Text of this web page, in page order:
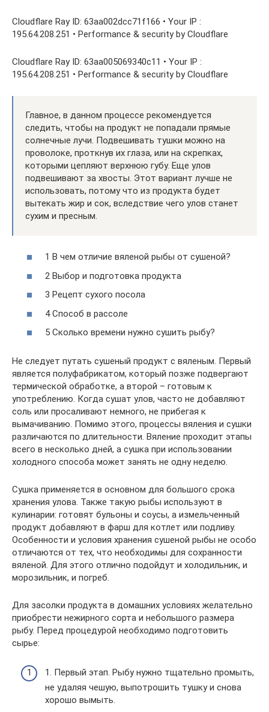
Cloudflare Ray ID: 63aa002dcc71f166 • Your IP :
195.64.208.251 • Performance & security by Cloudflare
Cloudflare Ray ID: 63aa005069340c11 • Your IP :
195.64.208.251 • Performance & security by Cloudflare
Главное, в данном процессе рекомендуется
следить, чтобы на продукт не попадали прямые
солнечные лучи. Подвешивать тушки можно на
проволоке, проткнув их глаза, или на скрепках,
которыми цепляют верхнюю губу. Еще улов
подвешивают за хвосты. Этот вариант лучше не
использовать, потому что из продукта будет
вытекать жир и сок, вследствие чего улов станет
сухим и пресным.
1 В чем отличие вяленой рыбы от сушеной?
2 Выбор и подготовка продукта
3 Рецепт сухого посола
4 Способ в рассоле
5 Сколько времени нужно сушить рыбу?
Не следует путать сушеный продукт с вяленым. Первый
является полуфабрикатом, который позже подвергают
термической обработке, а второй – готовым к
употреблению. Когда сушат улов, часто не добавляют
соль или просаливают немного, не прибегая к
вымачиванию. Помимо этого, процессы вяления и сушки
различаются по длительности. Вяление проходит этапы
всего в несколько дней, а сушка при использовании
холодного способа может занять не одну неделю.
Сушка применяется в основном для большого срока
хранения улова. Также такую рыбы используют в
кулинарии: готовят бульоны и соусы, а измельченный
продукт добавляют в фарш для котлет или подливу.
Особенности и условия хранения сушеной рыбы не особо
отличаются от тех, что необходимы для сохранности
вяленой. Для этого отлично подойдут и холодильник, и
морозильник, и погреб.
Для засолки продукта в домашних условиях желательно
приобрести нежирного сорта и небольшого размера
рыбу. Перед процедурой необходимо подготовить
сырье:
1. Первый этап. Рыбу нужно тщательно промыть,
не удаляя чешую, выпотрошить тушку и снова
хорошо вымыть.